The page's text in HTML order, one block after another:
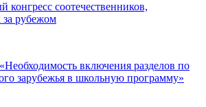
соотечественников,
рубежом
включения разделов по
зарубежья в школьную программу»